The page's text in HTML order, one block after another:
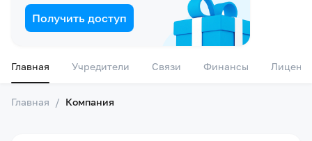
Получить доступ
Главная Учредители Связи Финансы
Главная / Компания